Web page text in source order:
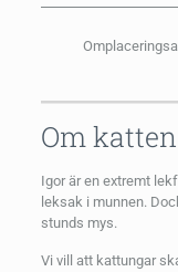
Om katten
Igor är en extremt
leksak i munnen.
stunds mys.
Vi vill att kattungar